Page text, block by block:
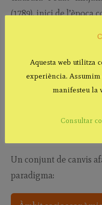
(1789), inici de l’època
En els temps
l’humanisme, que
de l’univers. Si la raó
lliure: vol comprendre
Un conjunt de canvis
paradigma:
Aquesta web utilitza
experiència. Assumim
manifesteu la
Consultar